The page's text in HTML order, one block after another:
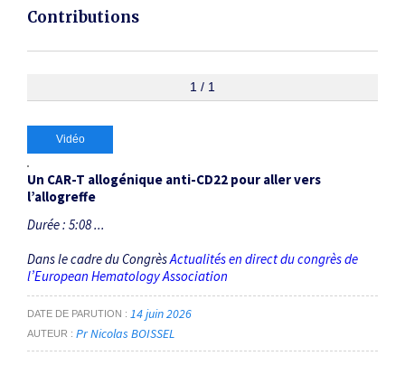
Contributions
1 / 1
Vidéo
Un CAR-T allogénique anti-CD22 pour aller vers
l’allogreffe
Durée : 5:08 ...
Dans le cadre du CongrèsActualités en direct du congrès de
l’European Hematology Association
DATE DE PARUTION 14 juin 2026
AUTEUR Pr Nicolas BOISSEL